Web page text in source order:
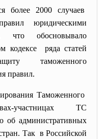
более 2000 случаев
юридическими
обосновывало
кодексе ряда статей
таможенного
правил.
Таможенного
участницах ТС
об административных
Так в Российской